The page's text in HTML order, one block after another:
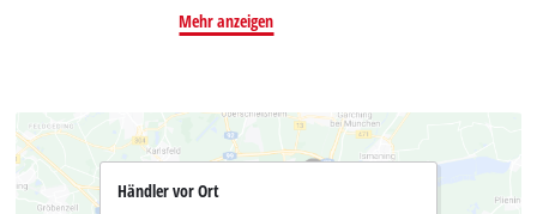
Mehr anzeigen
Händler vor Ort